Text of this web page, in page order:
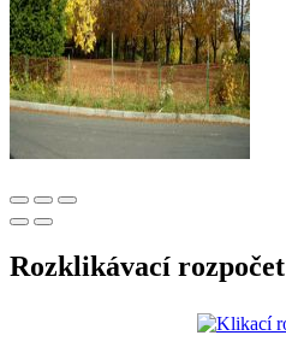
Rozklikávací rozpočet